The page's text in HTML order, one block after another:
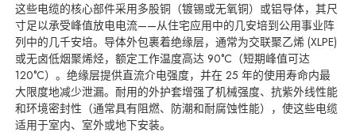
这些电缆的核心部件采用多股铜（镀锡或无氧铜）或铝导体，其尺
寸足以承受峰值放电电流——从住宅应用中的几安培到公用事业阵
列中的几千安培。导体外包裹着绝缘层，通常为交联聚乙烯 (XLPE)
或无卤低烟聚烯烃，额定工作温度高达 90°C（短期峰值可达
120°C）。绝缘层提供直流介电强度，并在 25 年的使用寿命内最
大限度地减少泄漏。耐用的外护套增强了机械强度、抗紫外线性能
和环境密封性（通常具有阻燃、防潮和耐腐蚀性能），使这些电缆
适用于室内、室外或地下安装。